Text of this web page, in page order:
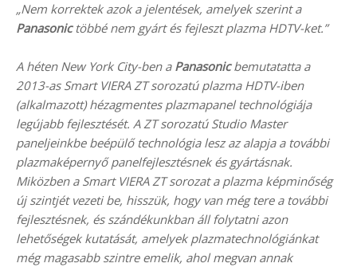
„Nem korrektek azok a jelentések, amelyek szerint a
Panasonictöbbé nem gyárt és fejleszt plazma HDTV-ket.”
A héten New York City-ben a Panasonicbemutatatta a
2013-as Smart VIERA ZT sorozatú plazma HDTV-iben
(alkalmazott) hézagmentes plazmapanel technológiája
legújabb fejlesztését. A ZT sorozatú Studio Master
paneljeinkbe beépülő technológia lesz az alapja a további
plazmaképernyő panelfejlesztésnek és gyártásnak.
Miközben a Smart VIERA ZT sorozat a plazma képminőség
új szintjét vezeti be, hisszük, hogy van még tere a további
fejlesztésnek, és szándékunkban áll folytatni azon
lehetőségek kutatását, amelyek plazmatechnológiánkat
még magasabb szintre emelik, ahol megvan annak